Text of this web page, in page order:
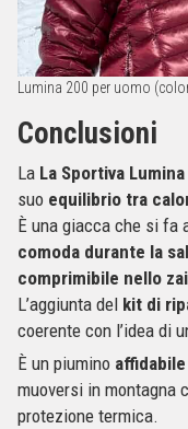
Lumina 200 per uomo
Conclusioni
La La Sportiva
suo equilibrio tra
È una giacca che si fa
comoda durante la
comprimibile nello
L’aggiunta del kit di
coerente con l’idea di
È un piumino
muoversi in montagna
protezione termica.